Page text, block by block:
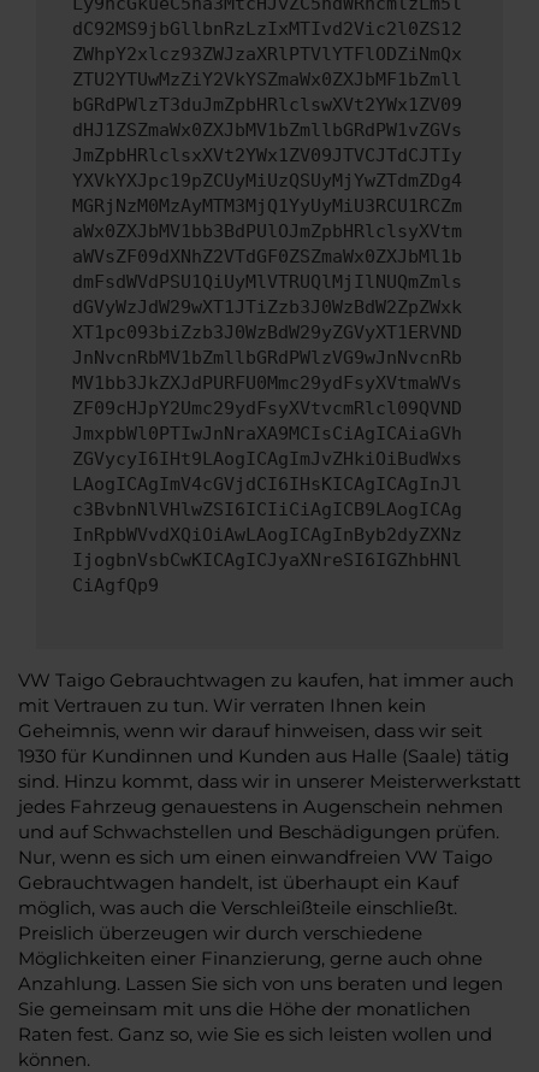
dC92MS9jbGllbnRzLzIxMTIvd2Vic2l0ZS12
ZWhpY2xlcz93ZWJzaXRlPTVlYTFlODZiNmQx
ZTU2YTUwMzZiY2VkYSZmaWx0ZXJbMF1bZmll
bGRdPWlzT3duJmZpbHRlclswXVt2YWx1ZV09
dHJ1ZSZmaWx0ZXJbMV1bZmllbGRdPW1vZGVs
JmZpbHRlclsxXVt2YWx1ZV09JTVCJTdCJTIy
YXVkYXJpc19pZCUyMiUzQSUyMjYwZTdmZDg4
MGRjNzM0MzAyMTM3MjQ1YyUyMiU3RCU1RCZm
aWx0ZXJbMV1bb3BdPUlOJmZpbHRlclsyXVtm
aWVsZF09dXNhZ2VTdGF0ZSZmaWx0ZXJbMl1b
dmFsdWVdPSU1QiUyMlVTRUQlMjIlNUQmZmls
dGVyWzJdW29wXT1JTiZzb3J0WzBdW2ZpZWxk
XT1pc093biZzb3J0WzBdW29yZGVyXT1ERVND
JnNvcnRbMV1bZmllbGRdPWlzVG9wJnNvcnRb
MV1bb3JkZXJdPURFU0Mmc29ydFsyXVtmaWVs
ZF09cHJpY2Umc29ydFsyXVtvcmRlcl09QVND
JmxpbWl0PTIwJnNraXA9MCIsCiAgICAiaGVh
ZGVycyI6IHt9LAogICAgImJvZHkiOiBudWxs
LAogICAgImV4cGVjdCI6IHsKICAgICAgInJl
c3BvbnNlVHlwZSI6ICIiCiAgICB9LAogICAg
InRpbWVvdXQiOiAwLAogICAgInByb2dyZXNz
IjogbnVsbCwKICAgICJyaXNreSI6IGZhbHNl
CiAgfQp9
VW Taigo Gebrauchtwagen zu kaufen, hat immer auch
mit Vertrauen zu tun. Wir verraten Ihnen kein
Geheimnis, wenn wir darauf hinweisen, dass wir seit
1930 für Kundinnen und Kunden aus Halle (Saale) tätig
sind. Hinzu kommt, dass wir in unserer Meisterwerkstatt
jedes Fahrzeug genauestens in Augenschein nehmen
und auf Schwachstellen und Beschädigungen prüfen.
Nur, wenn es sich um einen einwandfreien VW Taigo
Gebrauchtwagen handelt, ist überhaupt ein Kauf
möglich, was auch die Verschleißteile einschließt.
Preislich überzeugen wir durch verschiedene
Möglichkeiten einer Finanzierung, gerne auch ohne
Anzahlung. Lassen Sie sich von uns beraten und legen
Sie gemeinsam mit uns die Höhe der monatlichen
Raten fest. Ganz so, wie Sie es sich leisten wollen und
können.